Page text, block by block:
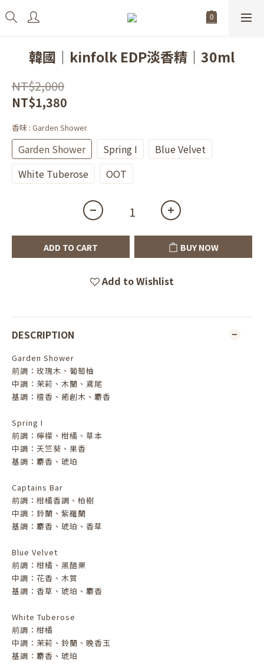
韓國｜kinfolk EDP淡香精｜30ml
NT$2,000
NT$1,380
香味 : Garden Shower
Garden Shower Spring I
Blue Velvet
White Tuberose
OOT
ADD TO CART BUY NOW
Add to Wishlist
DESCRIPTION
Garden Shower
前調：玫瑰木、葡萄柚
中調：茉莉、木蘭、鳶尾
基調：檀香、癒創木、麝香
Spring I
前調：檸檬、柑橘、草本
中調：天竺葵、果香
基調：麝香、琥珀
Captains Bar
前調：柑橘香調、柏樹
中調：鈴蘭、紫羅蘭
基調：麝香、琥珀、香草
Blue Velvet
前調：柑橘、黑醋栗
中調：花香、木質
基調：香草、琥珀、麝香
White Tuberose
前調：柑橘
中調：茉莉、鈴蘭、晚香玉
基調：麝香、琥珀